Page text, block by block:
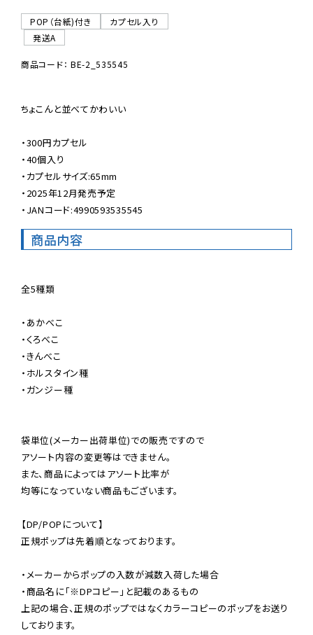
POP（台紙)付き
カプセル入り
発送A
商品コード： BE-2_535545
ちょこんと並べてかわいい
・300円カプセル
・40個入り
・カプセルサイズ:65mm
・2025年12月発売予定
・JANコード:4990593535545
商品内容
全5種類
・あかべこ
・くろべこ
・きんべこ
・ホルスタイン種
・ガンジー種
袋単位(メーカー出荷単位)での販売ですので
アソート内容の変更等はできません。
また、商品によってはアソート比率が
均等になっていない商品もございます。
【DP/POPについて】
正規ポップは先着順となっております。
・メーカーからポップの入数が減数入荷した場合
・商品名に「※DPコピー」と記載のあるもの
上記の場合、正規のポップではなくカラーコピーのポップをお送り
しております。